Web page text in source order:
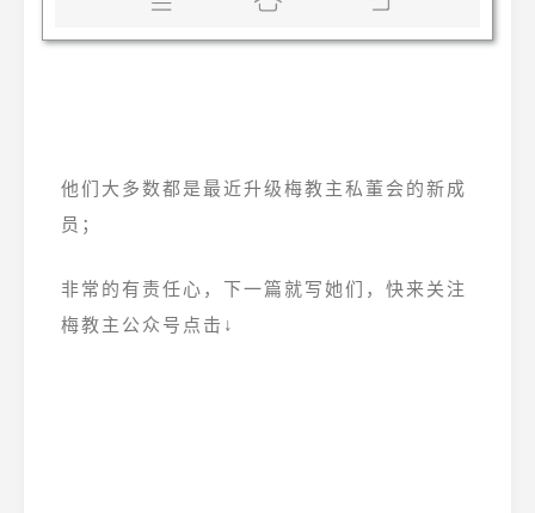
他们大多数都是最近升级梅教主私董会的新成
员；
非常的有责任心，下一篇就写她们，快来关注
梅教主公众号点击↓